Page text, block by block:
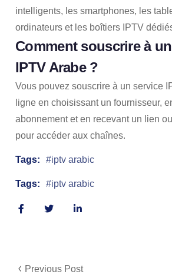
intelligents, les smartphones, les
ordinateurs et les boîtiers IPTV
Comment souscrire à
IPTV Arabe ?
Vous pouvez souscrire à un service
ligne en choisissant un fournisseur,
abonnement et en recevant un lien
pour accéder aux chaînes.
Tags: iptv arabic
Tags: iptv arabic
Previous Post